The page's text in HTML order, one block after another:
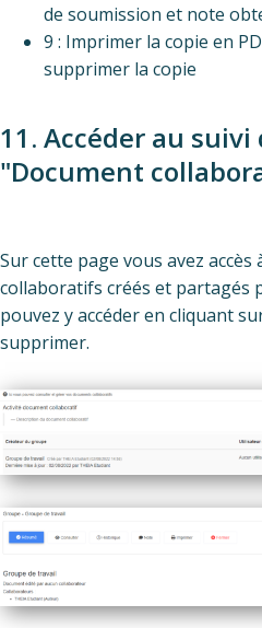
de soumission et note
9 : Imprimer la copie en
supprimer la copie
11. Accéder au
"Document
Sur cette page vous avez accès
collaboratifs créés et partagés
pouvez y accéder en cliquant
supprimer.